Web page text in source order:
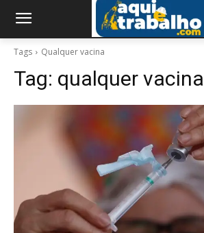
Tags Qualquer vacina
Tag: qualquer vacina